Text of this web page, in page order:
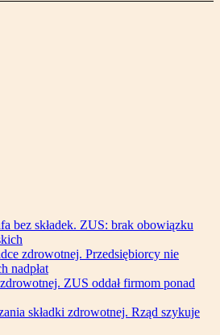
bez składek. ZUS: brak obowiązku
zdrowotnej. Przedsiębiorcy nie
nadpłat
ZUS oddał firmom ponad
składki zdrowotnej. Rząd szykuje